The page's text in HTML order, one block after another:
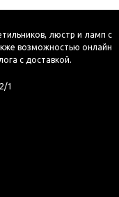
люстр и ламп с
возможностью онлайн
с доставкой.
1